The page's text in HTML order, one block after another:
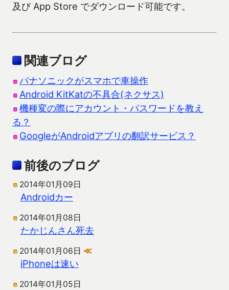
及び App Store でダウンロード可能です。
関連ブログ
パナソニックがスマホで車操作
Android KitKatの不具合(ネクサス)
機種変の際にアカウント・パスワードを教え
る？
GoogleがAndroidアプリの翻訳サービス？
前後のブログ
2014年01月09日
Androidカー
2014年01月08日
たかじんさん死去
2014年01月06日 ≪
iPhoneは速い
2014年01月05日